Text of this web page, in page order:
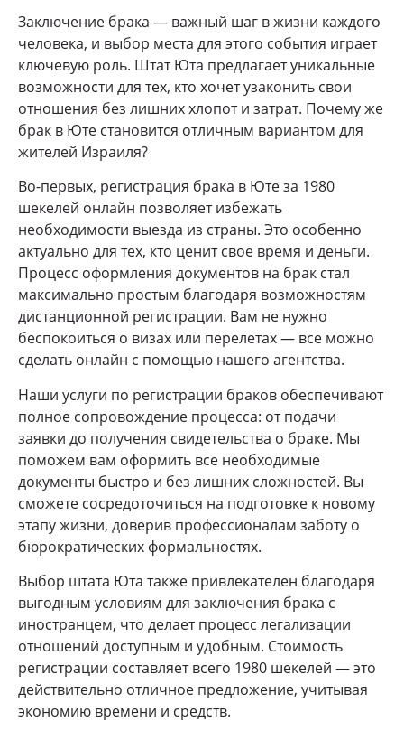
Заключение брака — важный шаг в жизни каждого
человека, и выбор места для этого события играет
ключевую роль. Штат Юта предлагает уникальные
возможности для тех, кто хочет узаконить свои
отношения без лишних хлопот и затрат. Почему же
брак в Юте становится отличным вариантом для
жителей Израиля?
Во-первых, регистрация брака в Юте за 1980
шекелей онлайн позволяет избежать
необходимости выезда из страны. Это особенно
актуально для тех, кто ценит свое время и деньги.
Процесс оформления документов на брак стал
максимально простым благодаря возможностям
дистанционной регистрации. Вам не нужно
беспокоиться о визах или перелетах — все можно
сделать онлайн с помощью нашего агентства.
Наши услуги по регистрации браков обеспечивают
полное сопровождение процесса: от подачи
заявки до получения свидетельства о браке. Мы
поможем вам оформить все необходимые
документы быстро и без лишних сложностей. Вы
сможете сосредоточиться на подготовке к новому
этапу жизни, доверив профессионалам заботу о
бюрократических формальностях.
Выбор штата Юта также привлекателен благодаря
выгодным условиям для заключения брака с
иностранцем, что делает процесс легализации
отношений доступным и удобным. Стоимость
регистрации составляет всего 1980 шекелей — это
действительно отличное предложение, учитывая
экономию времени и средств.